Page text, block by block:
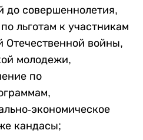
до совершеннолетия,
льготам к участникам
Отечественной войны,
молодежи,
по
экономическое
кандасы;